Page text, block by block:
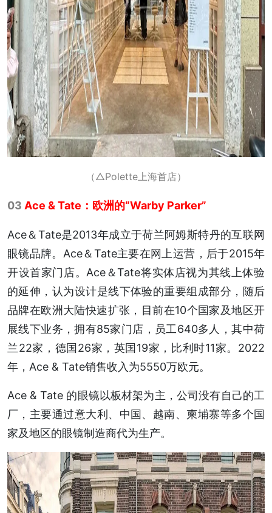
（△Polette上海首店）
03 Ace & Tate：欧洲的“Warby Parker”
Ace＆Tate是2013年成立于荷兰阿姆斯特丹的互联网
眼镜品牌。Ace＆Tate主要在网上运营，后于2015年
开设首家门店。Ace＆Tate将实体店视为其线上体验
的延伸，认为设计是线下体验的重要组成部分，随后
品牌在欧洲大陆快速扩张，目前在10个国家及地区开
展线下业务，拥有85家门店，员工640多人，其中荷
兰22家，德国26家，英国19家，比利时11家。2022
年，Ace & Tate销售收入为5550万欧元。
Ace & Tate 的眼镜以板材架为主，公司没有自己的工
厂，主要通过意大利、中国、越南、柬埔寨等多个国
家及地区的眼镜制造商代为生产。